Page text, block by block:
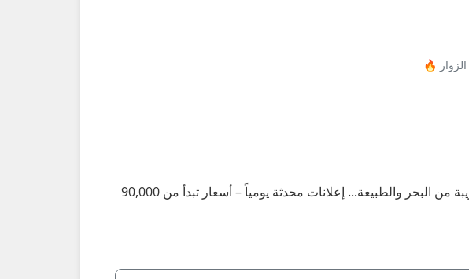
🔥
أكبر تجمع لإعلانات الفلل والبيوت في ضلكوت: فلل 3–5 غرف نوم، مفروشة وغير مفروشة، قريبة من البحر والطبيعة... إعلانات محدثة يومياً – أسعار تبدأ من 90,000